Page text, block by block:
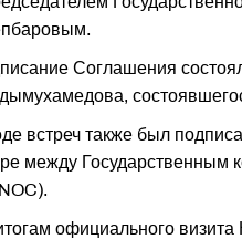
Соглашения
встреч также был
между Государственным
официального